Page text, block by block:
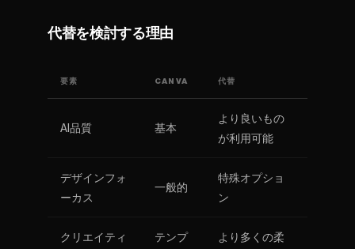
代替を検討する理由
要素 CANVA 代替
AI品質 基本
より良いもの
が利用可能
デザインフォ
ーカス
一般的
特殊オプショ
ン
クリエイティ
テンプ
より多くの柔